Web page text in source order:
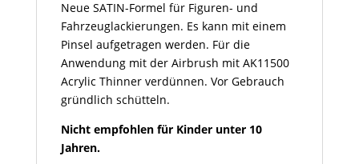
Neue SATIN-Formel für Figuren- und
Fahrzeuglackierungen. Es kann mit einem
Pinsel aufgetragen werden. Für die
Anwendung mit der Airbrush mit AK11500
Acrylic Thinner verdünnen. Vor Gebrauch
gründlich schütteln.
Nicht empfohlen für Kinder unter 10
Jahren.